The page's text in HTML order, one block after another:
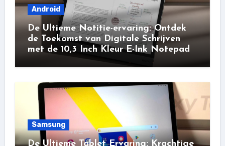
Android
De Ultieme Notitie-ervaring: Ontdek
de Toekomst van Digitale Schrijven
met de 10,3 Inch Kleur E-Ink Notepad
Samsung
De Ultieme Tablet Ervaring: Krachtige